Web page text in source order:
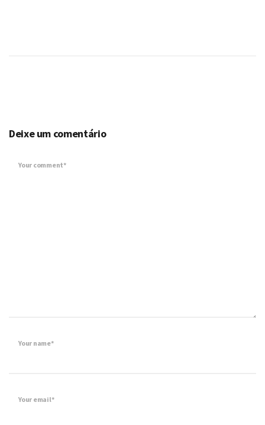
Deixe um comentário
Your comment*
Your name*
Your email*